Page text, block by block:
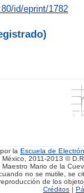
id/eprint/1782
la Escuela de
2011-2013 ©
Mario de la
no se mutile, se
de los
Créditos |